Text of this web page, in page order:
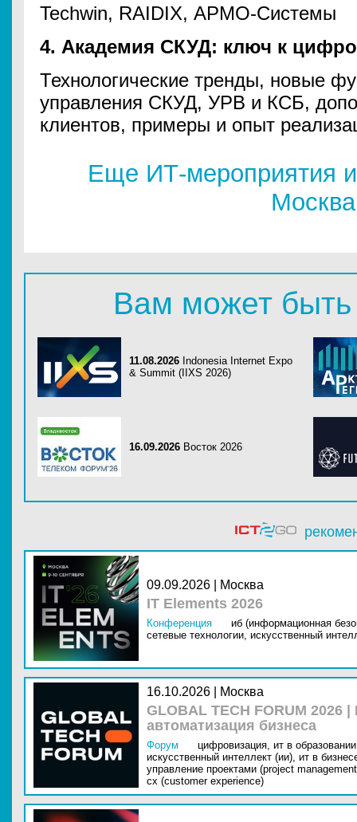
Techwin, RAIDIX, АРМО-Системы
4. Академия СКУД: ключ к
Технологические тренды, новые
управления СКУД, УРВ и КСБ,
клиентов, примеры и опыт
Еще ИТ-мероприятия
Москва
Вам может быть
11.08.2026 Indonesia Internet Expo
& Summit (IIXS 2026)
16.09.2026 Восток 2026
09.09.2026 | Москва
IT Elements 2026
Конференция
иб (информационная
сетевые технологии, искусственный
16.10.2026 | Москва
GLOBAL TECH FORUM
автоматизация бизнеса
Форум цифровизация, ит в
искусственный интеллект (ии), ит в
управление проектами (project
cx (customer experience)